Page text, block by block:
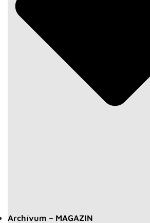
Archívum – MAGAZIN